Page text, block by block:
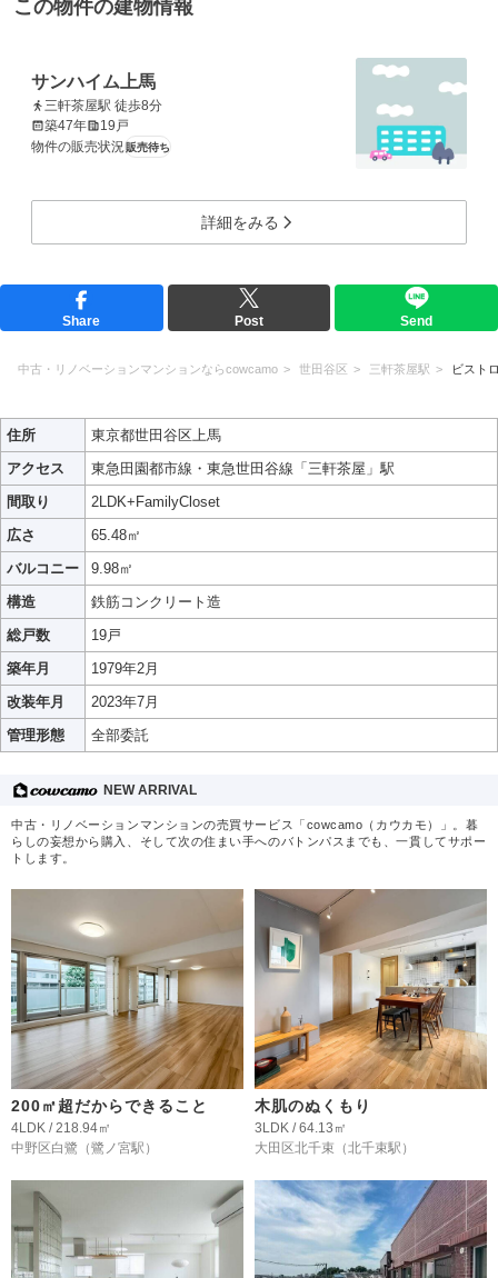
この物件の建物情報
サンハイム上馬
三軒茶屋駅 徒歩8分
築47年
19戸
物件の販売状況販売待ち
詳細をみる
Share Post Send
中古・リノベーションマンションならcowcamo 世田谷区 三軒茶屋駅 ビスト
住所
東京都世田谷区上馬
アクセス
東急田園都市線・東急世田谷線「三軒茶屋」駅
間取り
2LDK+FamilyCloset
広さ
65.48㎡
バルコニー
9.98㎡
構造
鉄筋コンクリート造
総戸数
19戸
築年月
1979年2月
改装年月
2023年7月
管理形態
全部委託
NEW ARRIVAL
中古・リノベーションマンションの売買サービス「cowcamo（カウカモ）」。暮
らしの妄想から購入、そして次の住まい手へのバトンパスまでも、一貫してサポー
トします。
200㎡超だからできること
4LDK / 218.94㎡
中野区白鷺 （鷺ノ宮駅）
木肌のぬくもり
3LDK / 64.13㎡
大田区北千束 （北千束駅）